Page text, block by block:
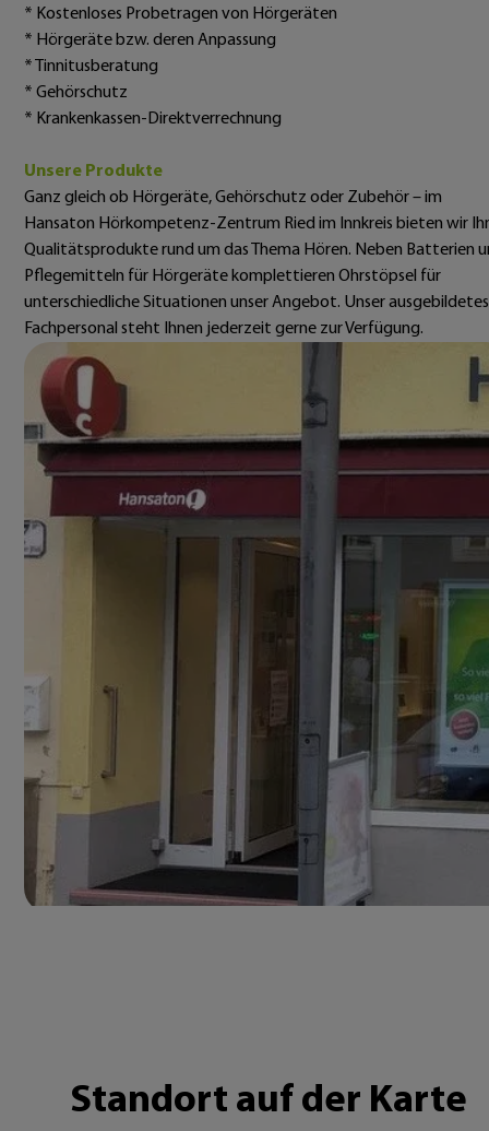
* Kostenloses Probetragen von Hörgeräten
* Hörgeräte bzw. deren Anpassung
* Tinnitusberatung
* Gehörschutz
* Krankenkassen-Direktverrechnung
Unsere Produkte
Ganz gleich ob Hörgeräte, Gehörschutz oder Zubehör – im
Hansaton Hörkompetenz-Zentrum Ried im Innkreis bieten wir
Qualitätsprodukte rund um das Thema Hören. Neben Batterien
Pflegemitteln für Hörgeräte komplettieren Ohrstöpsel für
unterschiedliche Situationen unser Angebot. Unser ausgebildetes
Fachpersonal steht Ihnen jederzeit gerne zur Verfügung.
Standort auf der Karte